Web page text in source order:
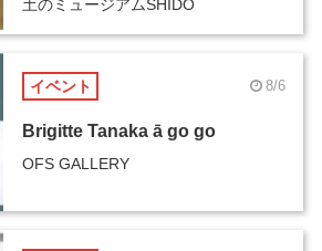
土のミュージアムSHIDO
イベント 8/6
Brigitte Tanaka ā go go
OFS GALLERY